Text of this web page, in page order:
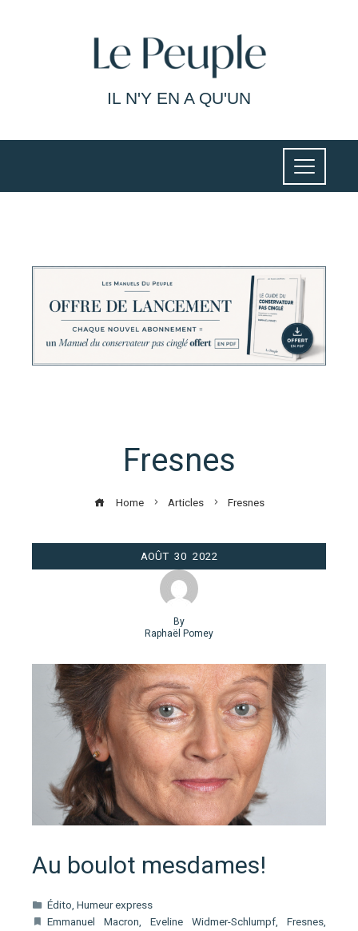
IL N'Y EN A QU'UN
Fresnes
Home Articles Fresnes
AOÛT 30 2022
By
Raphaël Pomey
Au boulot mesdames!
Édito, Humeur express
Emmanuel Macron, Eveline Widmer-Schlumpf, Fresnes,